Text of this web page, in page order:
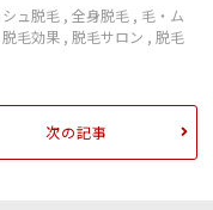
ュ脱毛 ,全身脱毛 , 毛・ム
毛効果 ,脱毛サロン ,脱毛
次の記事